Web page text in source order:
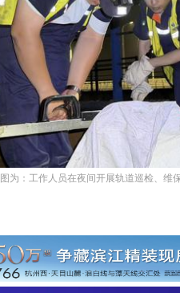
图为：工作人员在夜间开展轨道巡检、维